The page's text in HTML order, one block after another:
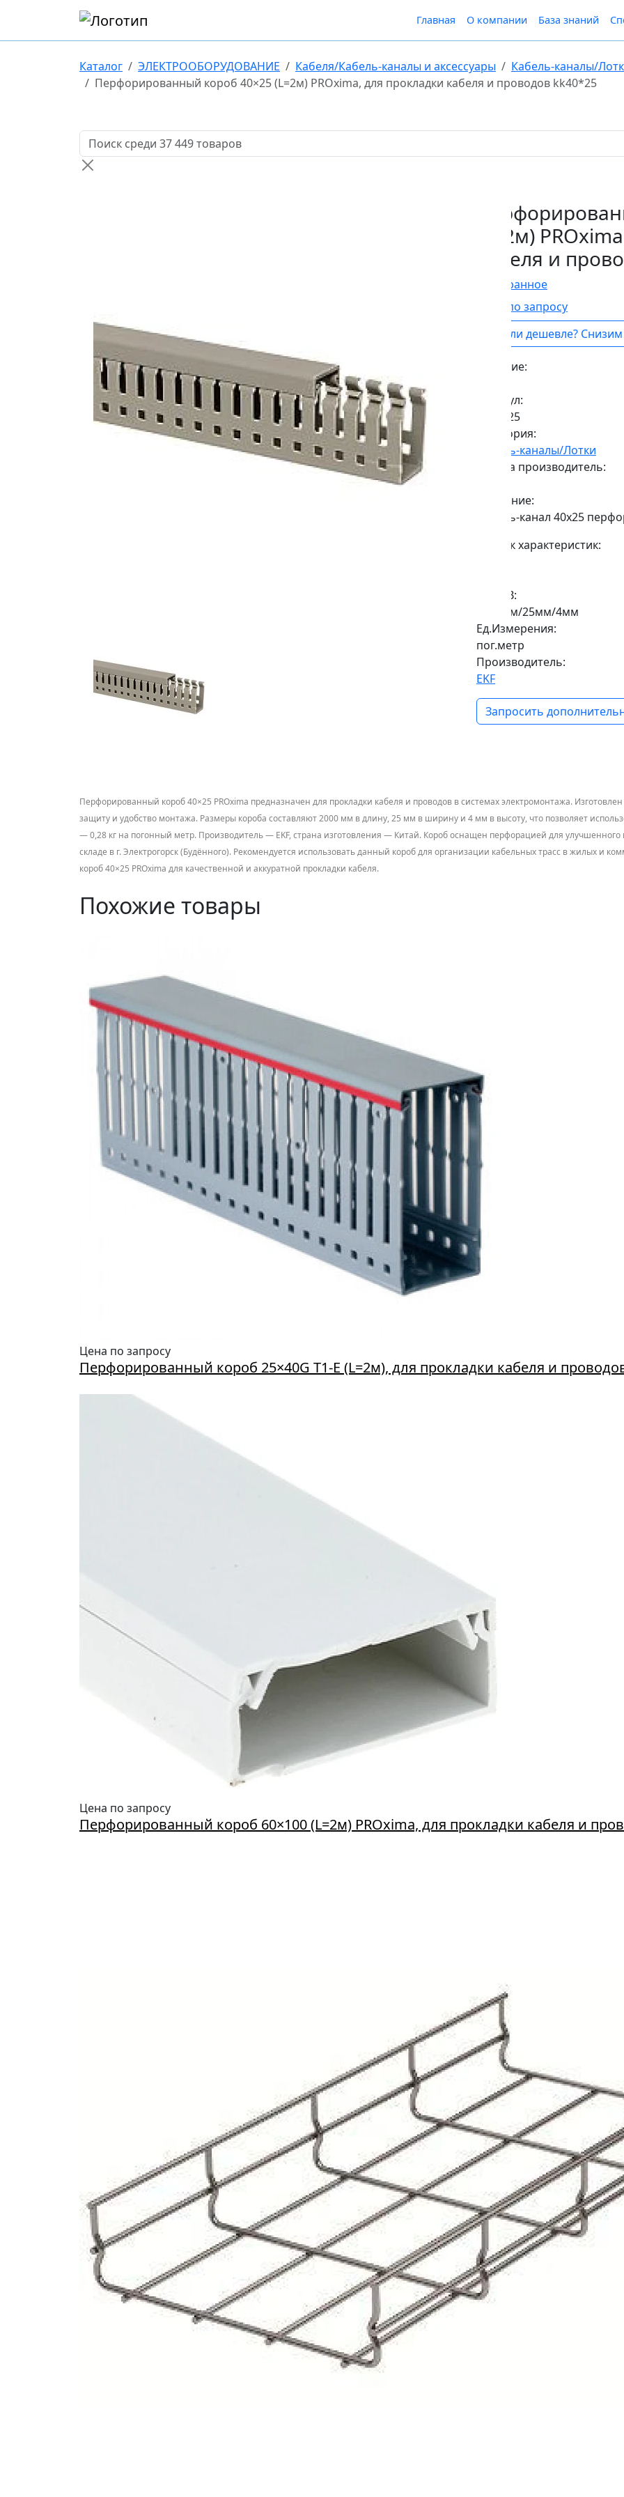
Главная О компании База знаний
Каталог ЭЛЕКТРООБОРУДОВАНИЕ Кабеля/Кабель-каналы и аксессуары
Кабель-каналы/
Перфорированный короб 40×25 (L=2м) PROxima, для прокладки кабеля и проводов kk40*25
Поиск товаров по названию или артикулу
(L=2м)
кабеля и
В Избранное
Цена по запросу
Нашли дешевле?
Наличие:
Артикул:
kk40*25
Категория:
Кабель-каналы/Лотки
Страна производитель:
Описание:
Кабель-канал 40х25
Список характеристик:
ДxШxВ:
2000мм/25мм/4мм
Ед.Измерения:
пог.метр
Производитель:
EKF
Запросить
Перфорированный короб 40×25 PROxima предназначен для прокладки кабеля и проводов в системах электромонтажа.
защиту и удобство монтажа. Размеры короба составляют 2000 мм в длину, 25 мм в ширину и 4 мм в высоту, что позволяет
— 0,28 кг на погонный метр. Производитель — EKF, страна изготовления — Китай. Короб оснащен перфорацией для улучшенного
складе в г. Электрогорск (Будённого). Рекомендуется использовать данный короб для организации кабельных трасс в жилых и
короб 40×25 PROxima для качественной и аккуратной прокладки кабеля.
Похожие товары
Цена по запросу
Перфорированный короб 25×40G T1-Е (L=2м), для прокладки кабеля и
Цена по запросу
Перфорированный короб 60×100 (L=2м) PROxima, для прокладки кабеля и